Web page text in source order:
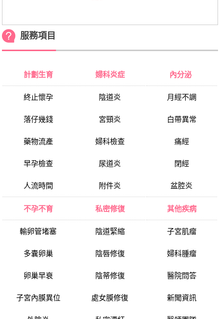
服務項目
計劃生育
終止懷孕
落仔幾錢
藥物流產
早孕檢查
人流時間
婦科炎症
陰道炎
宮頸炎
婦科檢查
尿道炎
附件炎
內分泌
月經不調
白帶異常
痛經
閉經
盆腔炎
不孕不育
輸卵管堵塞
多囊卵巢
卵巢早衰
子宮內膜異位
私密修復
陰道緊縮
陰唇修復
陰蒂修復
處女膜修復
其他疾病
子宮肌瘤
婦科腫瘤
醫院問答
新聞資訊